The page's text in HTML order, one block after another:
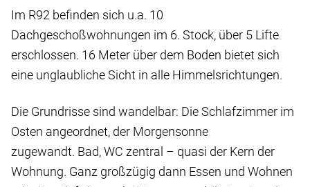
Im R92 befinden sich u.a. 10
Dachgeschoßwohnungen im 6. Stock, über 5 Lifte
erschlossen. 16 Meter über dem Boden bietet sich
eine unglaubliche Sicht in alle Himmelsrichtungen.
Die Grundrisse sind wandelbar: Die Schlafzimmer im
Osten angeordnet, der Morgensonne
zugewandt. Bad, WC zentral – quasi der Kern der
Wohnung. Ganz großzügig dann Essen und Wohnen